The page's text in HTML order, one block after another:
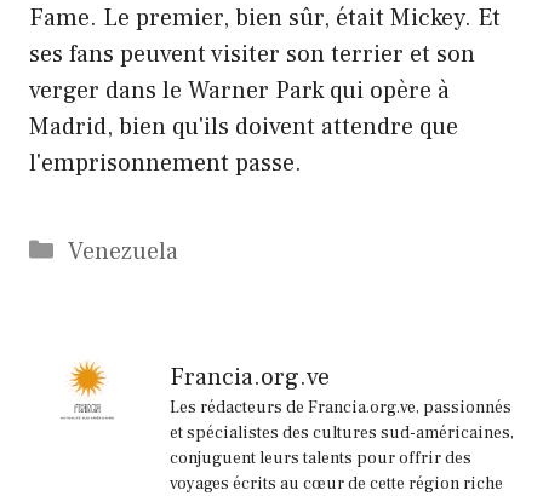
Fame. Le premier, bien sûr, était Mickey. Et
ses fans peuvent visiter son terrier et son
verger dans le Warner Park qui opère à
Madrid, bien qu'ils doivent attendre que
l'emprisonnement passe.
Catégories
Venezuela
Francia.org.ve
Les rédacteurs de Francia.org.ve, passionnés
et spécialistes des cultures sud-américaines,
conjuguent leurs talents pour offrir des
voyages écrits au cœur de cette région riche